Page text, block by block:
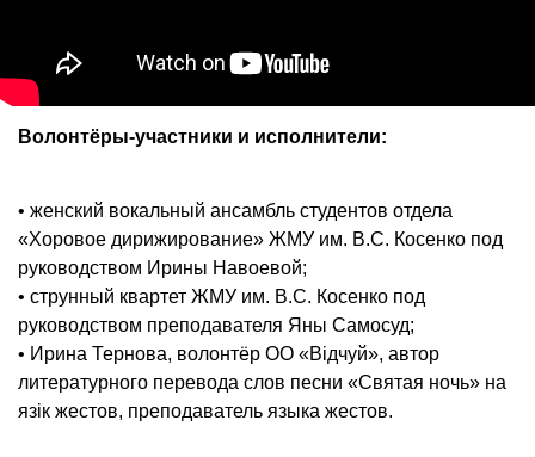
Волонтёры-участники и исполнители:
• женский вокальный ансамбль студентов отдела
«Хоровое дирижирование» ЖМУ им. В.С. Косенко под
руководством Ирины Навоевой;
• струнный квартет ЖМУ им. В.С. Косенко под
руководством преподавателя Яны Самосуд;
• Ирина Тернова, волонтёр ОО «Відчуй», автор
литературного перевода слов песни «Святая ночь» на
язік жестов, преподаватель языка жестов.